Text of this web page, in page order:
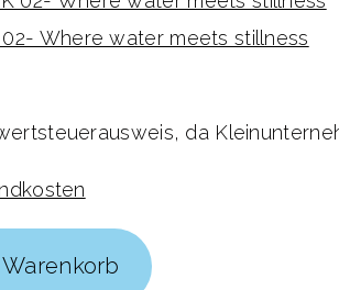
02- Where water meets stillness
da
Warenkorb